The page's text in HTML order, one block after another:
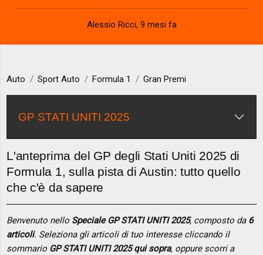
Alessio Ricci, 9 mesi fa
Auto Sport Auto Formula 1 Gran Premi
GP STATI UNITI 2025
L'anteprima del GP degli Stati Uniti 2025 di
Formula 1, sulla pista di Austin: tutto quello
che c'è da sapere
Benvenuto nello Speciale GP STATI UNITI 2025, composto da 6
articoli. Seleziona gli articoli di tuo interesse cliccando il
sommario GP STATI UNITI 2025 qui sopra, oppure scorri a